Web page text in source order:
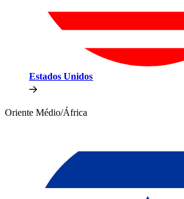
Estados Unidos​​
Oriente Médio/África​​